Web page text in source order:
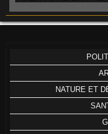
NATURE ET